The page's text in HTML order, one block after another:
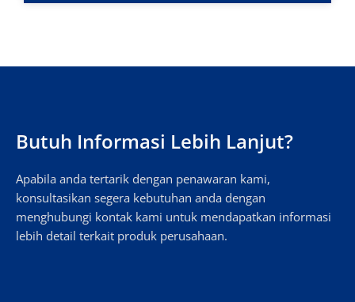
Butuh Informasi Lebih Lanjut?
Apabila anda tertarik dengan penawaran kami,
konsultasikan segera kebutuhan anda dengan
menghubungi kontak kami untuk mendapatkan informasi
lebih detail terkait produk perusahaan.